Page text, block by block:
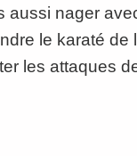
aussi nager
le karaté de
les attaques